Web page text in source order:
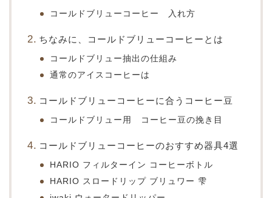
コールドブリューコーヒー 入れ方
ちなみに、コールドブリューコーヒーとは
コールドブリュー抽出の仕組み
通常のアイスコーヒーは
コールドブリューコーヒーに合うコーヒー豆
コールドブリュー用 コーヒー豆の挽き目
コールドブリューコーヒーのおすすめ器具4選
HARIO フィルターイン コーヒーボトル
HARIO スロードリップ ブリュワー 雫